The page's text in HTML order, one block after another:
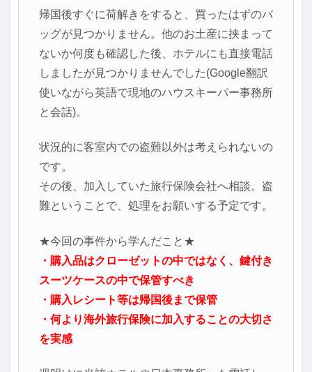
帰国後すぐに荷解きをすると、買ったはずのバ
ッグが見つかりません。他のお土産に挟まって
ないか何度も確認した後、ホテルにも直接電話
しましたが見つかりませんでした(Google翻訳
使いながら英語で現地のハウスキーパー事務所
と会話)。
状況的に客室内での盗難以外は考えられないの
です。
その後、加入していた旅行保険会社へ相談。盗
難ということで、処理をお願いする予定です。
★今回の事件から学んだこと★
・購入品はクローゼットの中ではなく、鍵付き
スーツケースの中で保管すべき
・購入レシート等は帰国後まで保管
・何より海外旅行保険に加入することの大切さ
を実感